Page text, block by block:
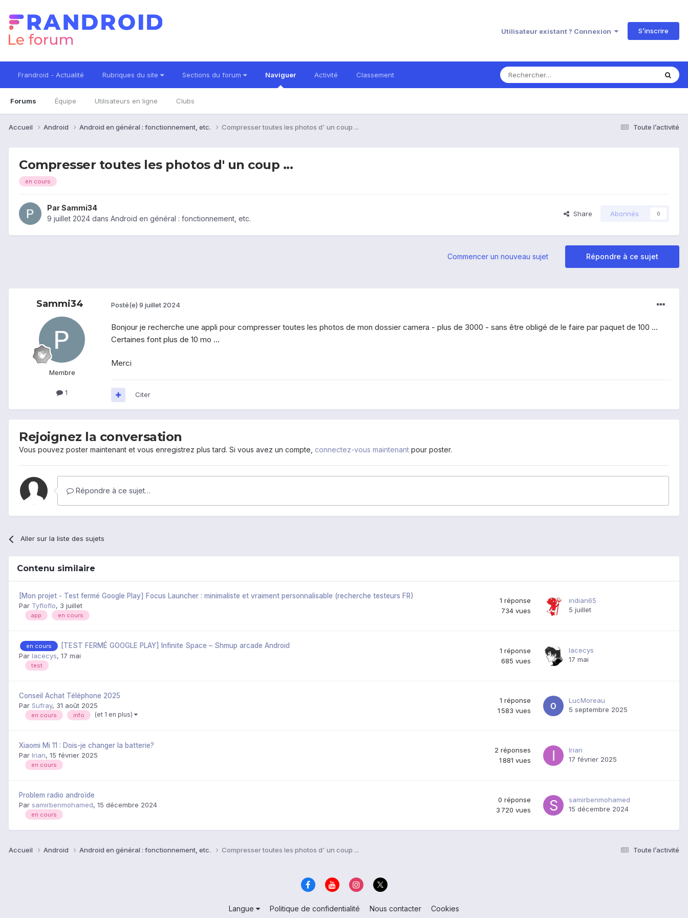
Utilisateur existant ? Connexion S’inscrire
Frandroid - Actualité Rubriques du site Sections du forum Naviguer
Forums Équipe Utilisateurs en ligne Clubs
Activité Classement
Toute l’activité
Accueil Android Android en général : fonctionnement, etc. Compresser toutes les photos d' un coup ...
Compresser toutes les photos d' un coup ...
en cours
ParSammi34
9 juillet 2024 dans Android en général : fonctionnement, etc.
Share Abonnés 0
Répondre à ce sujet
Commencer un nouveau sujet
Sammi34
Membre
1
Posté(e) 9 juillet 2024
Bonjour je recherche une appli pour compresser toutes les photos de mon dossier camera - plus de 3000 - sans être obligé de le faire par paquet de 100 ...
Certaines font plus de 10 mo ...
Merci
Citer
Rejoignez la conversation
Vous pouvez poster maintenant et vous enregistrez plus tard. Si vous avez un compte, connectez-vous maintenant pour poster.
Répondre à ce sujet…
Aller sur la liste des sujets
Contenu similaire
[Mon projet - Test fermé Google Play] Focus Launcher : minimaliste et vraiment personnalisable (recherche testeurs FR)
Par Tyfloflo, 3 juillet
app en cours
1 réponse
734 vues
indian65
5 juillet
en cours
[TEST FERMÉ GOOGLE PLAY] Infinite Space – Shmup arcade Android
Par lacecys, 17 mai
test
1 réponse
685 vues
lacecys
17 mai
Conseil Achat Téléphone 2025
Par Sufray, 31 août 2025
en cours info (et 1 en plus)
1 réponse
1 583 vues
LucMoreau
5 septembre 2025
Xiaomi Mi 11 : Dois-je changer la batterie?
Par Irian, 15 février 2025
en cours
2 réponses
1 881 vues
Irian
17 février 2025
Problem radio androïde
Par samirbenmohamed, 15 décembre 2024
en cours
0 réponse
3 720 vues
samirbenmohamed
15 décembre 2024
Toute l’activité
Accueil Android Android en général : fonctionnement, etc. Compresser toutes les photos d' un coup ...
Langue Politique de confidentialité Nous contacter Cookies